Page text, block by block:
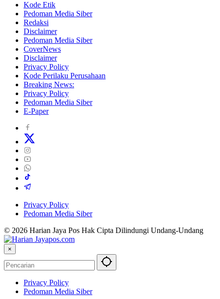
Kode Etik
Pedoman Media Siber
Redaksi
Disclaimer
Pedoman Media Siber
CoverNews
Disclaimer
Privacy Policy
Kode Perilaku Perusahaan
Breaking News:
Privacy Policy
Pedoman Media Siber
E-Paper
Privacy Policy
Pedoman Media Siber
© 2026 Harian Jaya Pos Hak Cipta Dilindungi Undang-Undang
×
Privacy Policy
Pedoman Media Siber